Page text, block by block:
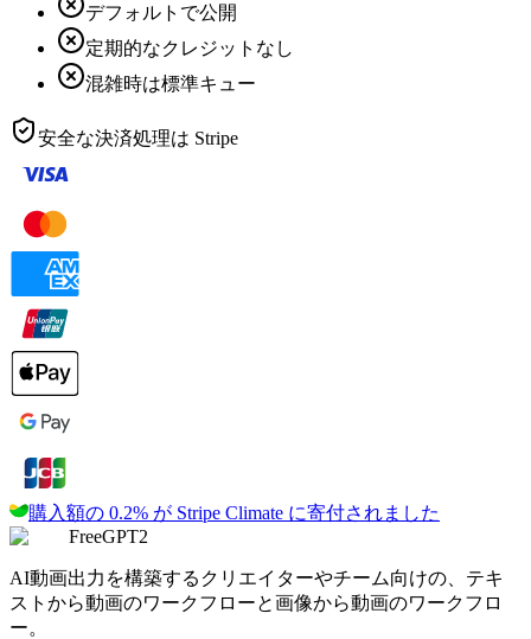
デフォルトで公開
定期的なクレジットなし
混雑時は標準キュー
安全な決済処理は Stripe
購入額の 0.2% が Stripe Climate に寄付されました
FreeGPT2
AI動画出力を構築するクリエイターやチーム向けの、テキ
ストから動画のワークフローと画像から動画のワークフロ
ー。